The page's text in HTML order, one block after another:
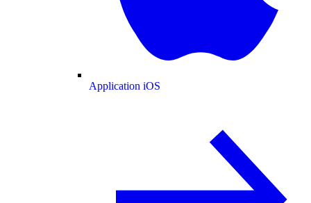
Application iOS